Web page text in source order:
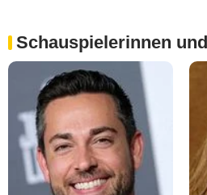
Schauspielerinnen